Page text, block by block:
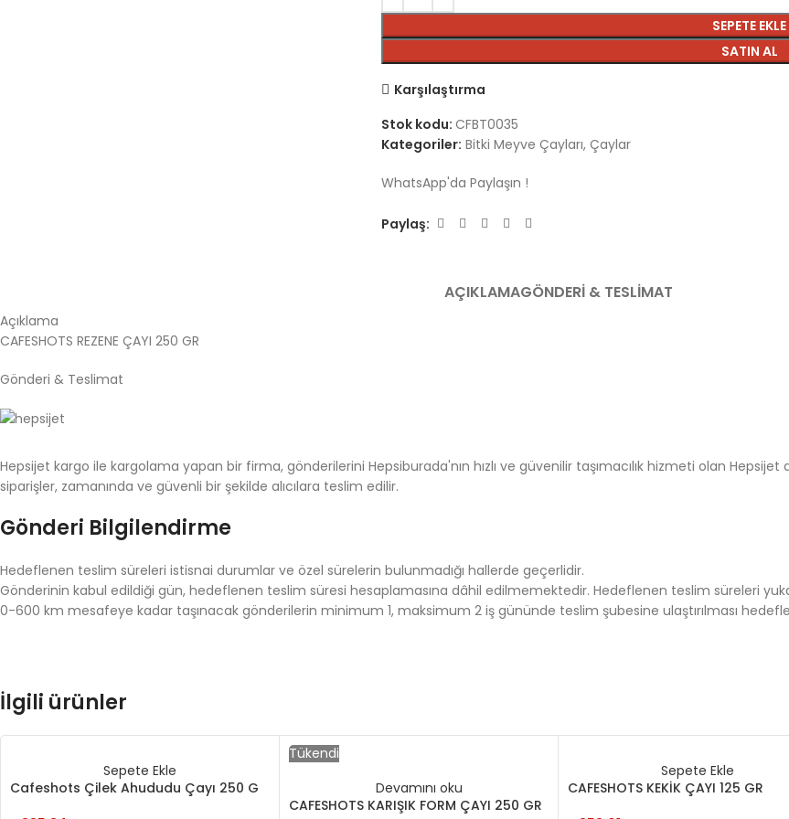
SEPETE EKLE
SATIN AL
Karşılaştırma
Stok kodu:CFBT0035
Kategoriler: Bitki Meyve Çayları, Çaylar
WhatsApp'da Paylaşın !
Paylaş:
AÇIKLAMAGÖNDERI & TESLIMAT
Açıklama
CAFESHOTS REZENE ÇAYI 250 GR
Gönderi & Teslimat
Hepsijet kargo ile kargolama yapan bir firma, gönderilerini Hepsiburada'nın hızlı ve güvenilir taşımacılık hizmeti olan Hepsijet
siparişler, zamanında ve güvenli bir şekilde alıcılara teslim edilir.
Gönderi Bilgilendirme
Hedeflenen teslim süreleri istisnai durumlar ve özel sürelerin bulunmadığı hallerde geçerlidir.
Gönderinin kabul edildiği gün, hedeflenen teslim süresi hesaplamasına dâhil edilmemektedir. Hedeflenen teslim süreleri
0-600 km mesafeye kadar taşınacak gönderilerin minimum 1, maksimum 2 iş gününde teslim şubesine ulaştırılması
İlgili ürünler
Sepete Ekle
Cafeshots Çilek Ahududu Çayı 250 G
Tükendi
Devamını oku
CAFESHOTS KARIŞIK FORM ÇAYI 250 GR
Sepete Ekle
CAFESHOTS KEKİK ÇAYI 125 GR